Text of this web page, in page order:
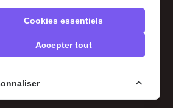
Tous droits réservés
organisateur de jeux. Le site est à titre informatif
Cookies essentiels
Accepter tout